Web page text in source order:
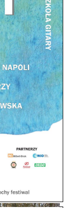
części